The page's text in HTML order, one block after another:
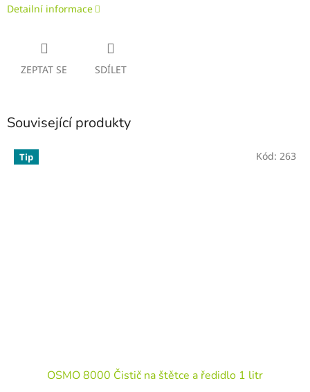
Detailní informace
ZEPTAT SE SDÍLET
Související produkty
Tip
OSMO 8000 Čistič na štětce a ředidlo 1 litr
Kód: 263